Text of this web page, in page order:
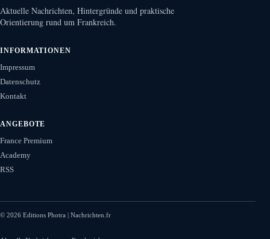
Aktuelle Nachrichten, Hintergründe und praktische
Orientierung rund um Frankreich.
INFORMATIONEN
Impressum
Datenschutz
Kontakt
ANGEBOTE
France Premium
Academy
RSS
© 2026 Editions Photra | Nachrichten.fr